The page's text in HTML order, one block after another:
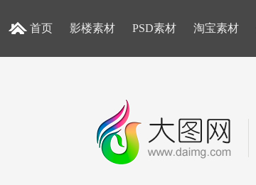
首页 影楼素材 PSD素材 淘宝素材